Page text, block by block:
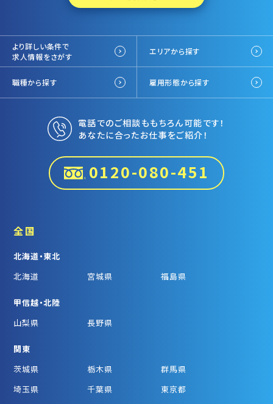
より詳しい条件で
求人情報をさがす
エリアから探す
職種から探す 雇用形態から探す
電話でのご相談ももちろん可能です！
あなたに合ったお仕事をご紹介！
0120-080-451
全国
北海道・東北
北海道
宮城県 福島県
甲信越・北陸
山梨県
長野県
関東
茨城県
栃木県
群馬県
埼玉県
千葉県
東京都